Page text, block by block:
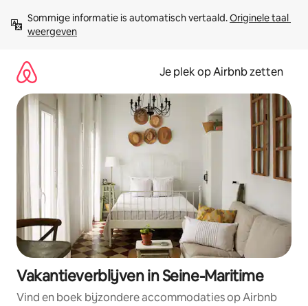
direct
naar
Sommige informatie is automatisch vertaald. Originele taal
weergeven
Je plek op Airbnb zetten
Vakantieverblijven in Seine-Maritime
Vind en boek bijzondere accommodaties op Airbnb